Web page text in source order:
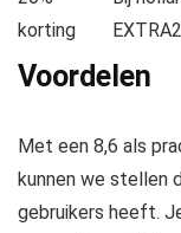
korting
Voordelen
Met een 8,6 als
kunnen we stellen
gebruikers heeft.